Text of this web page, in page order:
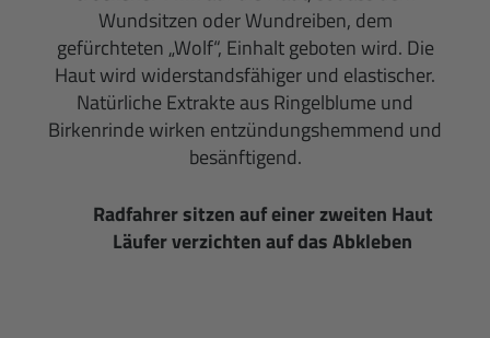
Wundsitzen oder Wundrei­ben, dem
gefürchteten „Wolf“, Einhalt geboten wird. Die
Haut wird widerstandsfähiger und elastischer.
Natürliche Extrakte aus Ringelblume und
Birkenrinde wirken entzündungshemmend und
besänftigend.
Radfahrer sitzen auf einer zweiten Haut
Läufer verzichten auf das Abkleben